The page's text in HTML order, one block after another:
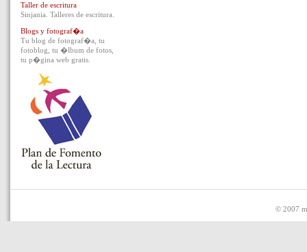
Taller de escritura
Sinjania. Talleres de escritura.
Blogs y fotograf�a
Tu blog de fotograf�a, tu
fotoblog, tu �lbum de fotos,
tu p�gina web gratis.
© 2007